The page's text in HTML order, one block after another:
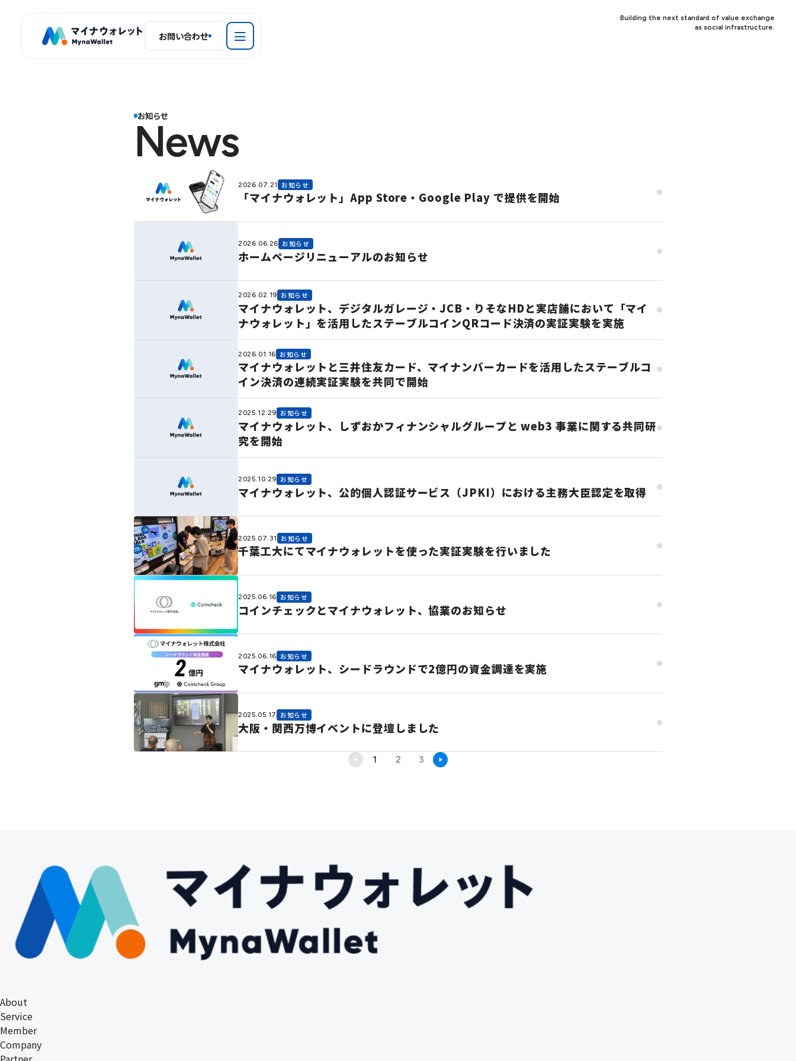
お問い合わせ
お知らせ
Building the next standard of value exchange
as social infrastructure.
お知らせ
News
2026.07.21 お知らせ
「マイナウォレット」App Store・Google Play で提供を開始
2026.06.26 お知らせ
ホームページリニューアルのお知らせ
2026.02.19 お知らせ
マイナウォレット、デジタルガレージ・JCB・りそなHDと実店舗において「マイ
ナウォレット」を活用したステーブルコインQRコード決済の実証実験を実施
2026.01.16 お知らせ
マイナウォレットと三井住友カード、マイナンバーカードを活用したステーブルコ
イン決済の連続実証実験を共同で開始
2025.12.29 お知らせ
マイナウォレット、しずおかフィナンシャルグループと web3 事業に関する共同研
究を開始
2025.10.29 お知らせ
マイナウォレット、公的個人認証サービス（JPKI）における主務大臣認定を取得
2025.07.31 お知らせ
千葉工大にてマイナウォレットを使った実証実験を行いました
2025.06.16 お知らせ
コインチェックとマイナウォレット、協業のお知らせ
2025.06.16 お知らせ
マイナウォレット、シードラウンドで2億円の資金調達を実施
2025.05.17 お知らせ
大阪・関西万博イベントに登壇しました
1 2 3
About
Service
Member
Company